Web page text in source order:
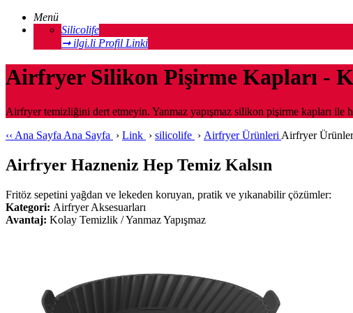
Menü
Silicolife
➞ ilgi.li Profil Linki
Airfryer Silikon Pişirme Kapları -
Airfryer temizliğini dert etmeyin. Yanmaz yapışmaz silikon pişirme kapları ile
‹‹ Ana Sayfa Ana Sayfa › Link › silicolife › Airfryer Ürünleri Airfryer
Airfryer Hazneniz Hep Temiz Kalsın
Fritöz sepetini yağdan ve lekeden koruyan, pratik ve yıkanabilir çözümler:
Kategori: Airfryer Aksesuarları
Avantaj: Kolay Temizlik / Yanmaz Yapışmaz